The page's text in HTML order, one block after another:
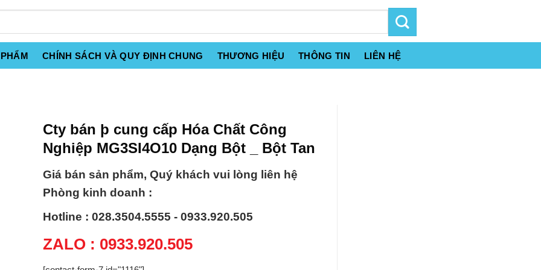
CHÍNH SÁCH VÀ QUY ĐỊNH CHUNG THƯƠNG HIỆU THÔNG TIN LIÊN HỆ
Cty bán þ cung cấp Hóa Chất Công
Nghiệp MG3SI4O10 Dạng Bột _ Bột Tan
Giá bán sản phẩm, Quý khách vui lòng liên hệ
Phòng kinh doanh :
Hotline : 028.3504.5555 - 0933.920.505
ZALO : 0933.920.505